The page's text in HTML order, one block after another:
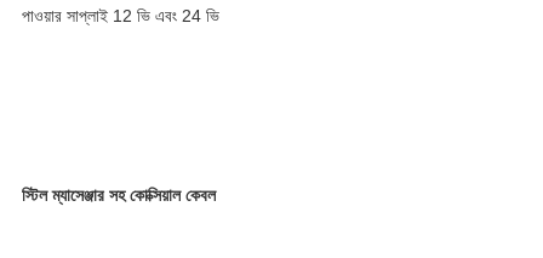
পাওয়ার সাপ্লাই 12 ভি এবং 24 ভি
স্টিল ম্যাসেঞ্জার সহ কোক্সিয়াল কেবল